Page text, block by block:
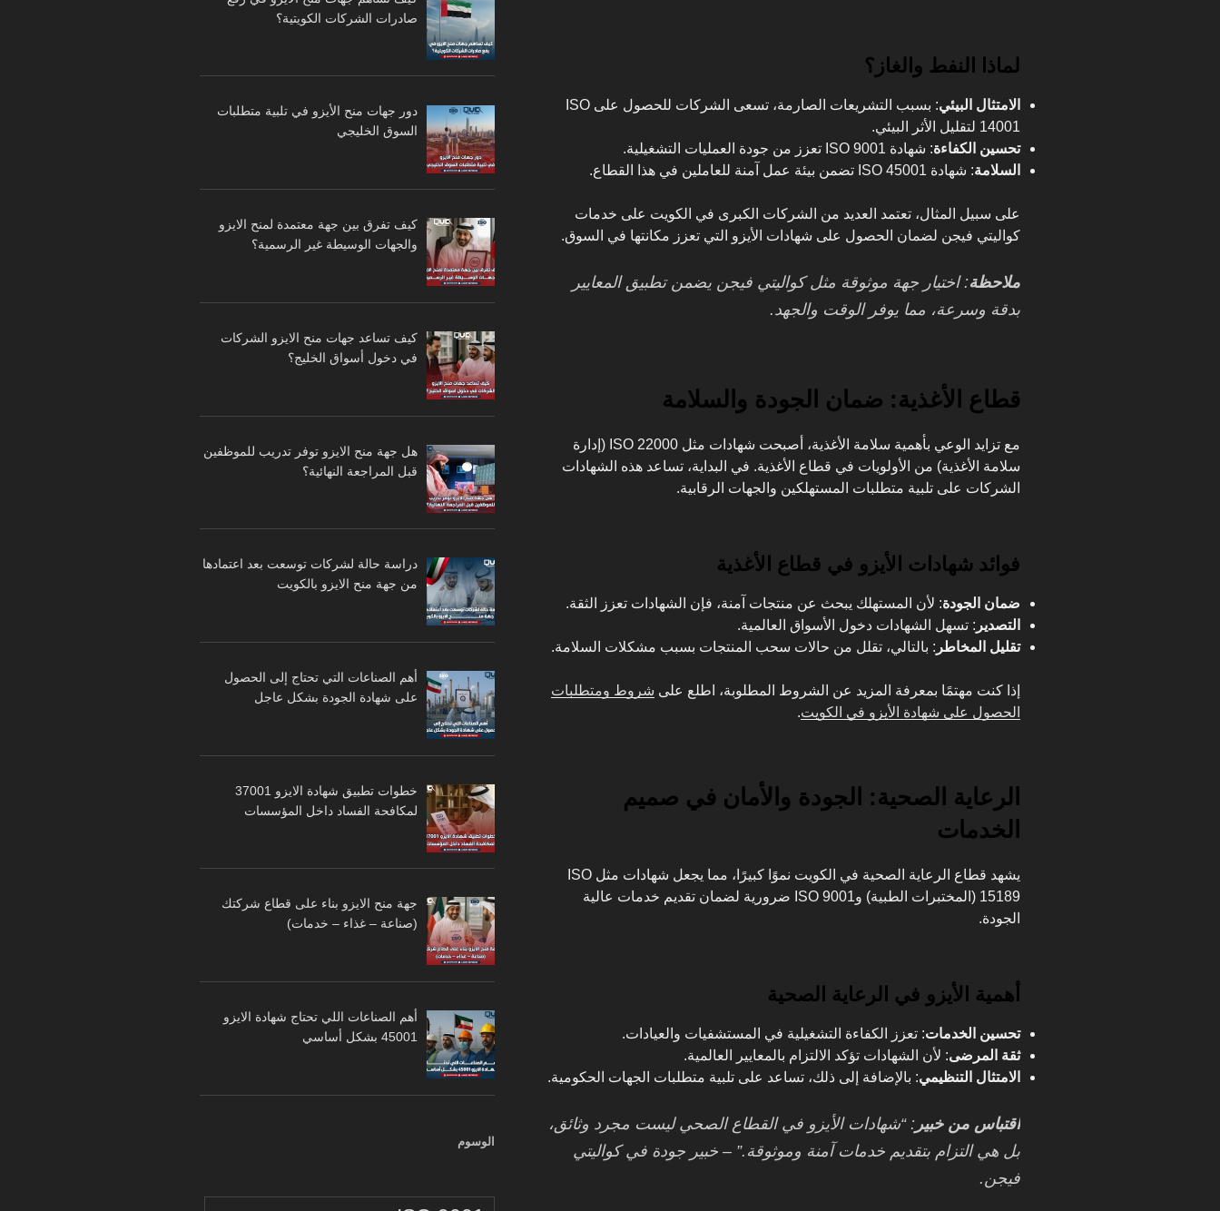
لماذا النفط والغاز؟
الامتثال البيئي
: بسبب التشريعات الصارمة، تسعى الشركات للحصول على ISO
14001 لتقليل الأثر البيئي.
تحسين الكفاءة: شهادة ISO 9001 تعزز من جودة العمليات التشغيلية.
السلامة: شهادة ISO 45001 تضمن بيئة عمل آمنة للعاملين في هذا القطاع.
على سبيل المثال، تعتمد العديد من الشركات الكبرى في الكويت على خدمات
كواليتي فيجن لضمان الحصول على شهادات الأيزو التي تعزز مكانتها في السوق.
ملاحظة: اختيار جهة موثوقة مثل كواليتي فيجن يضمن تطبيق المعايير
بدقة وسرعة، مما يوفر الوقت والجهد.
قطاع الأغذية: ضمان الجودة والسلامة
مع تزايد الوعي بأهمية سلامة الأغذية، أصبحت شهادات مثل ISO 22000 (إدارة
سلامة الأغذية) من الأولويات في قطاع الأغذية. في البداية، تساعد هذه الشهادات
الشركات على تلبية متطلبات المستهلكين والجهات الرقابية.
فوائد شهادات الأيزو في قطاع الأغذية
ضمان الجودة: لأن المستهلك يبحث عن منتجات آمنة، فإن الشهادات تعزز الثقة.
التصدير : تسهل الشهادات دخول الأسواق العالمية.
تقليل المخاطر : بالتالي، تقلل من حالات سحب المنتجات بسبب مشكلات السلامة.
إذا كنت مهتمًا بمعرفة المزيد عن الشروط المطلوبة، اطلع على شروط ومتطلبات
الحصول على شهادة الأيزو في الكويت.
الرعاية الصحية: الجودة والأمان في صميم
الخدمات
يشهد قطاع الرعاية الصحية في الكويت نموًا كبيرًا، مما يجعل شهادات مثل ISO
15189 (المختبرات الطبية) وISO 9001 ضرورية لضمان تقديم خدمات عالية
الجودة.
أهمية الأيزو في الرعاية الصحية
تحسين الخدمات: تعزز الكفاءة التشغيلية في المستشفيات والعيادات.
ثقة المرضى: لأن الشهادات تؤكد الالتزام بالمعايير العالمية.
الامتثال التنظيمي: بالإضافة إلى ذلك، تساعد على تلبية متطلبات الجهات الحكومية.
اقتباس من خبير : “شهادات الأيزو في القطاع الصحي ليست مجرد وثائق،
بل هي التزام بتقديم خدمات آمنة وموثوقة.” – خبير جودة في كواليتي
فيجن.
صادرات الشركات الكويتية؟
دور جهات منح الأيزو في تلبية متطلبات
السوق الخليجي
كيف تفرق بين جهة معتمدة لمنح الايزو
والجهات الوسيطة غير الرسمية؟
كيف تساعد جهات منح الايزو الشركات
في دخول أسواق الخليج؟
هل جهة منح الايزو توفر تدريب للموظفين
قبل المراجعة النهائية؟
دراسة حالة لشركات توسعت بعد اعتمادها
من جهة منح الايزو بالكويت
أهم الصناعات التي تحتاج إلى الحصول
على شهادة الجودة بشكل عاجل
خطوات تطبيق شهادة الايزو 37001
لمكافحة الفساد داخل المؤسسات
جهة منح الايزو بناء على قطاع شركتك
(صناعة – غذاء – خدمات)
أهم الصناعات اللي تحتاج شهادة الايزو
45001 بشكل أساسي
الوسوم